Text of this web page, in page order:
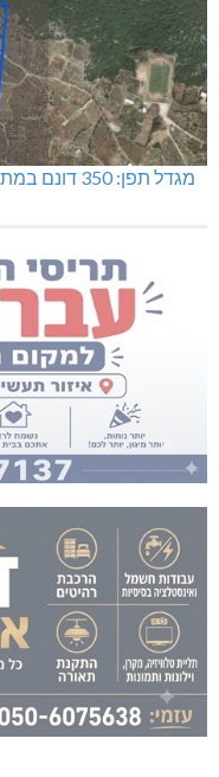
מגדל תפן: 350 דונם במתחם חדש